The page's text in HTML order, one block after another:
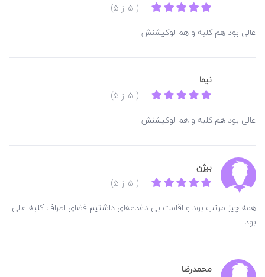
( 5 از 5)
عالی بود هم کلبه و هم لوکیشنش
نیما
( 5 از 5)
عالی بود هم کلبه و هم لوکیشنش
بیژن
( 5 از 5)
همه چیز مرتب بود و اقامت بی دغدغه‌ای داشتیم فضای اطراف کلبه عالی
بود
محمدرضا